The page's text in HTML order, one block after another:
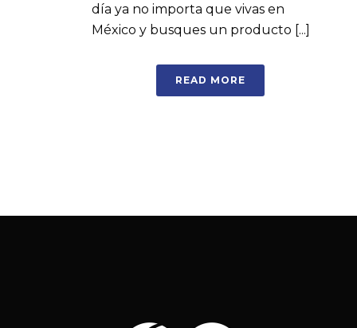
día ya no importa que vivas en
México y busques un producto [...]
READ MORE